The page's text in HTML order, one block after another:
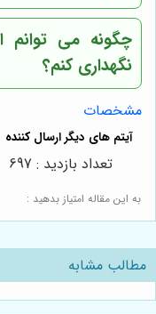
چگونه می توانم
نگهداری کنم؟
مشخصات
به این مقاله امتیاز بدهید :
تعداد بازدید : 697
مطالب مشابه